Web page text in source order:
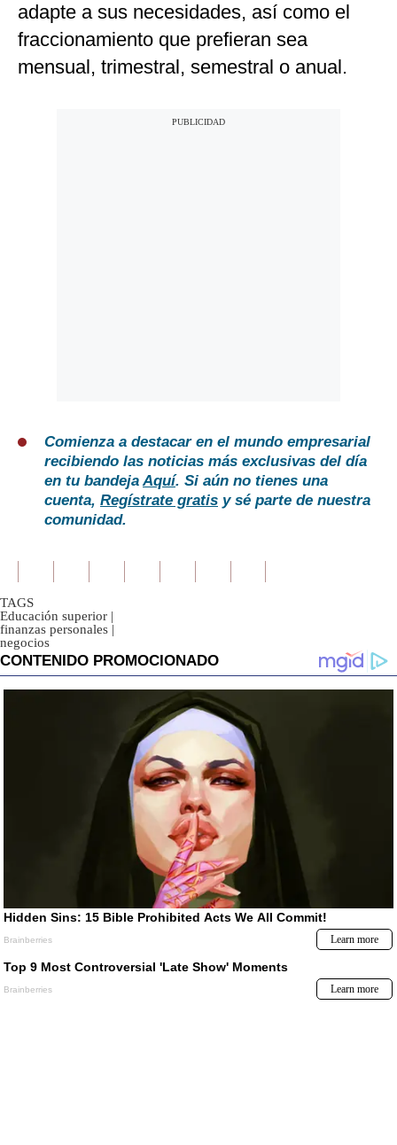
adapte a sus necesidades, así como el
fraccionamiento que prefieran sea
mensual, trimestral, semestral o anual.
Comienza a destacar en el mundo empresarial
recibiendo las noticias más exclusivas del día
en tu bandejaAquí. Si aún no tienes una
cuenta, Regístrate gratis y sé parte de nuestra
comunidad.
TAGS
Educación superior |
finanzas personales |
negocios